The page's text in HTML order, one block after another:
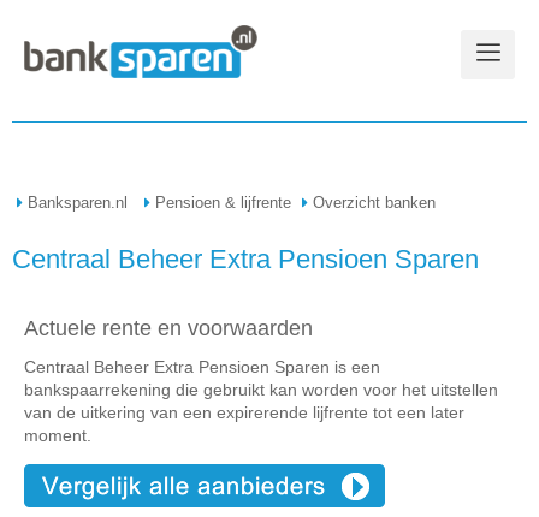
Banksparen.nl Pensioen & lijfrente Overzicht banken
Centraal Beheer Extra Pensioen Sparen
Actuele rente en voorwaarden
Centraal Beheer Extra Pensioen Sparen is een
bankspaarrekening die gebruikt kan worden voor het uitstellen
van de uitkering van een expirerende lijfrente tot een later
moment.